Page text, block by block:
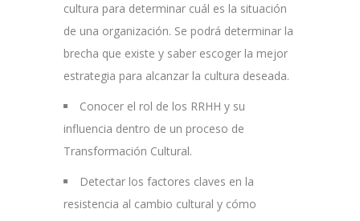
cultura para determinar cuál es la situación
de una organización. Se podrá determinar la
brecha que existe y saber escoger la mejor
estrategia para alcanzar la cultura deseada.
Conocer el rol de los RRHH y su
influencia dentro de un proceso de
Transformación Cultural.
Detectar los factores claves en la
resistencia al cambio cultural y cómo